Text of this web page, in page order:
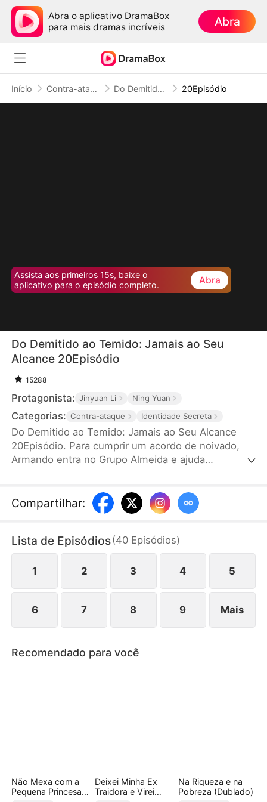
Abra o aplicativo DramaBox
para mais dramas incríveis
Abra
Início Contra-ataque Do Demitido ao Temido: Jamais ao Seu Alcance 20Episódio
Assista aos primeiros 15s, baixe o
aplicativo para o episódio completo.
Abra
Do Demitido ao Temido: Jamais ao Seu
Alcance 20Episódio
15288
Protagonista: Jinyuan Li Ning Yuan
Categorias: Contra-ataque Identidade Secreta
Do Demitido ao Temido: Jamais ao Seu Alcance
20Episódio. Para cumprir um acordo de noivado,
Armando entra no Grupo Almeida e ajuda
humilhações. Ferido, ele pede demissão, rompe o
noivado e desaparece. Logo, sua verdadeira
Medeiros. Com sua saída, o Grupo Almeida
colapsa, e Danila percebe tarde demais o valor do
homem que perdeu.
Compartilhar:
Lista de Episódios(40 Episódios)
1 2 3 4 5
6 7 8 9 Mais
Recomendado para você
Não Mexa com a
Pequena Princesa
Deixei Minha Ex
Traidora e Virei
Na Riqueza e na
Pobreza (Dublado)